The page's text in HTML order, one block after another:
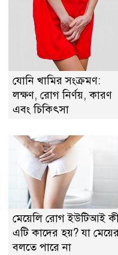
যোনি খামির সংক্রমণ:
লক্ষণ, রোগ নির্ণয়, কারণ
এবং চিকিৎসা
মেয়েলি রোগ ইউটিআই
এটি কাদের হয়? যা
বলতে পারে না